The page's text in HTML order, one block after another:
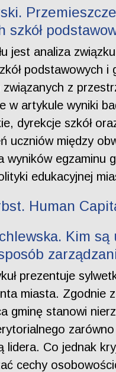
szkół
jest analiza
podstawowych
związanych z
w artykule wyniki
dyrekcje szkół
uczniów między
wyników egzaminu
edukacyjnej
Human
Kim
prezentuje
miasta. Zgodnie
gminę stanowi
lidera. Co jednak
cechy